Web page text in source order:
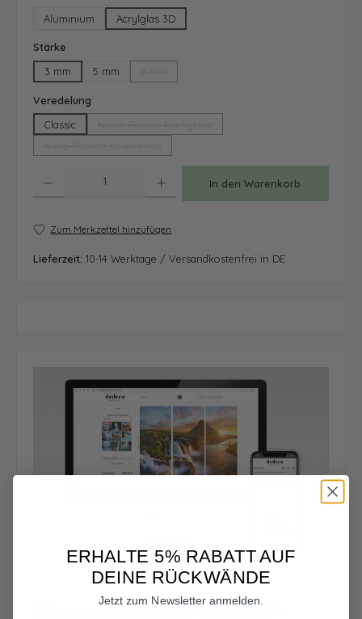
Aluminium
Acrylglas 3D
Stärke
3 mm
5 mm
Veredelung
Classic
In den Warenkorb
Zum Merkzettel hinzufügen
Lieferzeit: 10-14 Werktage / Versandkostenfrei in DE
Keine passende Größe gefunden? -
ERHALTE 5% RABATT AUF
DEINE RÜCKWÄNDE
Jetzt zum Newsletter anmelden.